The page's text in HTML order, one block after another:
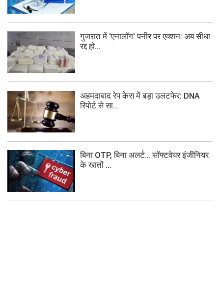
गुजरात में 'एनालॉग' पनीर पर एक्शन: अब सीधा
रद्द हो...
अहमदाबाद रेप केस में बड़ा उलटफेर: DNA
रिपोर्ट से सा...
बिना OTP, बिना अलर्ट… सॉफ्टवेयर इंजीनियर
के खातों ...